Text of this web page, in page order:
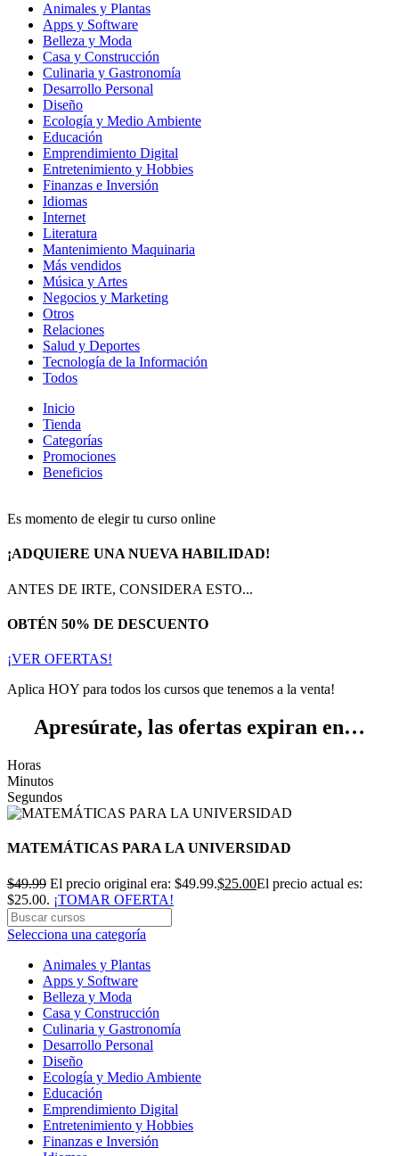
Animales y Plantas
Apps y Software
Belleza y Moda
Casa y Construcción
Culinaria y Gastronomía
Desarrollo Personal
Diseño
Ecología y Medio Ambiente
Educación
Emprendimiento Digital
Entretenimiento y Hobbies
Finanzas e Inversión
Idiomas
Internet
Literatura
Mantenimiento Maquinaria
Más vendidos
Música y Artes
Negocios y Marketing
Otros
Relaciones
Salud y Deportes
Tecnología de la Información
Todos
Inicio
Tienda
Categorías
Promociones
Beneficios
Es momento de elegir tu curso online
¡ADQUIERE UNA NUEVA HABILIDAD!
ANTES DE IRTE, CONSIDERA ESTO...
OBTÉN 50% DE DESCUENTO
¡VER OFERTAS!
Aplica HOY para todos los cursos que tenemos a la venta!
Apresúrate, las ofertas expiran en…
Horas
Minutos
Segundos
MATEMÁTICAS PARA LA UNIVERSIDAD
$49.99 El precio original era: $49.99.$25.00El precio actual es:
$25.00. ¡TOMAR OFERTA!
Selecciona una categoría
Animales y Plantas
Apps y Software
Belleza y Moda
Casa y Construcción
Culinaria y Gastronomía
Desarrollo Personal
Diseño
Ecología y Medio Ambiente
Educación
Emprendimiento Digital
Entretenimiento y Hobbies
Finanzas e Inversión